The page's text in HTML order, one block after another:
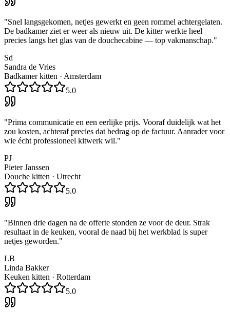
"Snel langsgekomen, netjes gewerkt en geen rommel achtergelaten.
De badkamer ziet er weer als nieuw uit. De kitter werkte heel
precies langs het glas van de douchecabine — top vakmanschap."
Sd
Sandra de Vries
Badkamer kitten · Amsterdam
5.0
"Prima communicatie en een eerlijke prijs. Vooraf duidelijk wat het
zou kosten, achteraf precies dat bedrag op de factuur. Aanrader voor
wie écht professioneel kitwerk wil."
PJ
Pieter Janssen
Douche kitten · Utrecht
5.0
"Binnen drie dagen na de offerte stonden ze voor de deur. Strak
resultaat in de keuken, vooral de naad bij het werkblad is super
netjes geworden."
LB
Linda Bakker
Keuken kitten · Rotterdam
5.0